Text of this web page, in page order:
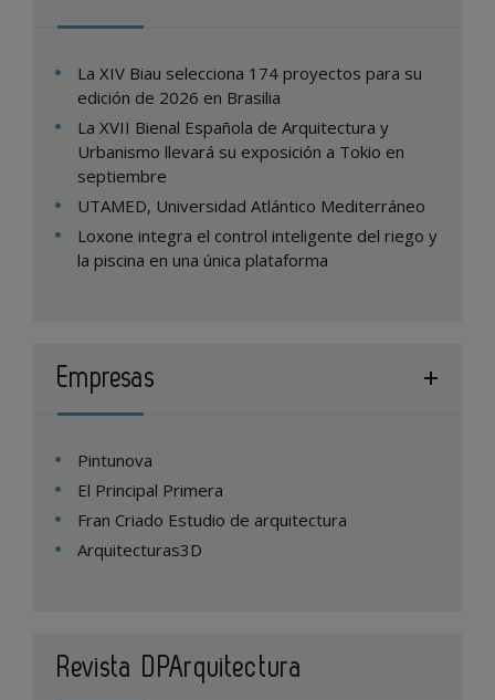
La XIV Biau selecciona 174 proyectos para su
edición de 2026 en Brasilia
La XVII Bienal Española de Arquitectura y
Urbanismo llevará su exposición a Tokio en
septiembre
UTAMED, Universidad Atlántico Mediterráneo
Loxone integra el control inteligente del riego y
la piscina en una única plataforma
Empresas
Pintunova
El Principal Primera
Fran Criado Estudio de arquitectura
Arquitecturas3D
Revista DPArquitectura